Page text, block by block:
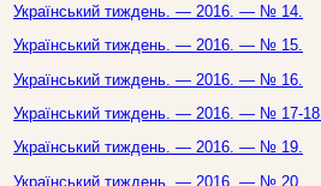
Український тиждень. — 2016. — № 14.
Український тиждень. — 2016. — № 15.
Український тиждень. — 2016. — № 16.
Український тиждень. — 2016. — № 17-18.
Український тиждень. — 2016. — № 19.
Український тиждень. — 2016. — № 20.